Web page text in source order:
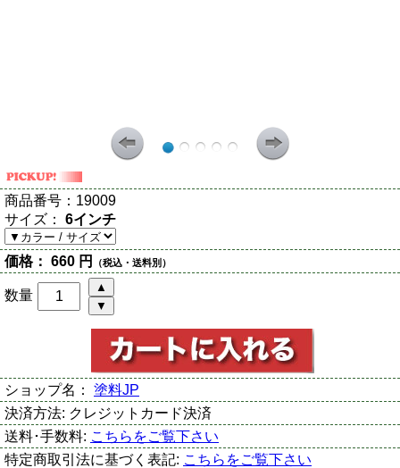
商品番号： 19009
サイズ： 6インチ
価格： 660 円 （税込・送料別）
数量
ショップ名： 塗料JP
決済方法: クレジットカード決済
送料･手数料: こちらをご覧下さい
特定商取引法に基づく表記: こちらをご覧下さい